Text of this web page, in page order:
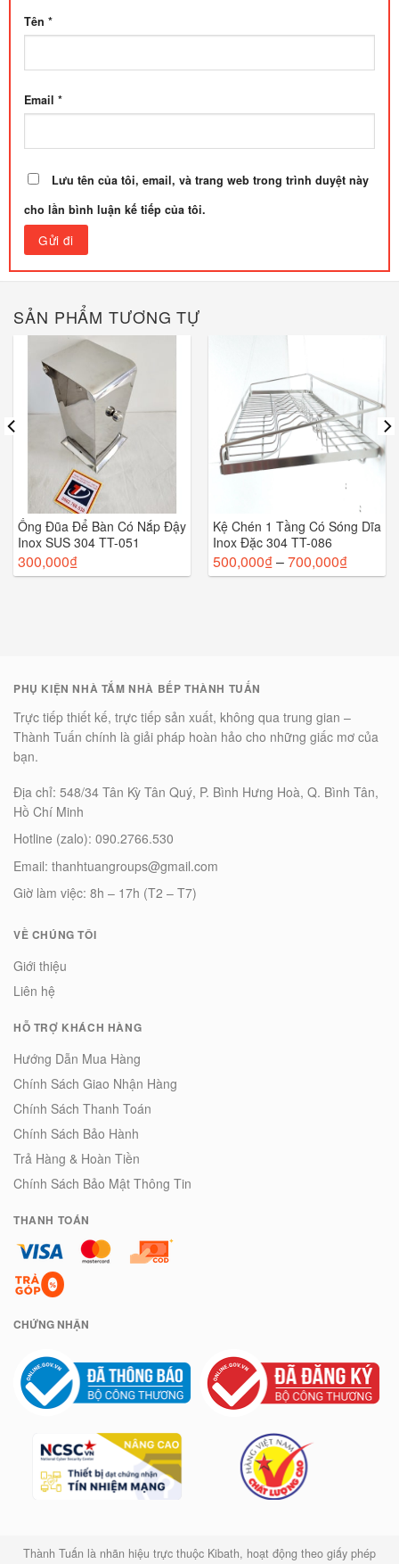
Tên *
Email *
Lưu tên của tôi, email, và trang web trong trình duyệt này
cho lần bình luận kế tiếp của tôi.
SẢN PHẨM TƯƠNG TỰ
Ống Đũa Để Bàn Có Nắp Đậy
Inox SUS 304 TT-051
300,000₫
Kệ Chén 1 Tầng Có Sóng Dĩa
Inox Đặc 304 TT-086
500,000₫–700,000₫
PHỤ KIỆN NHÀ TẮM NHÀ BẾP THÀNH TUẤN
Trực tiếp thiết kế, trực tiếp sản xuất, không qua trung gian –
Thành Tuấn chính là giải pháp hoàn hảo cho những giấc mơ của
bạn.
Địa chỉ: 548/34 Tân Kỳ Tân Quý, P. Bình Hưng Hoà, Q. Bình Tân,
Hồ Chí Minh
Hotline (zalo): 090.2766.530
Email: thanhtuangroups@gmail.com
Giờ làm việc: 8h – 17h (T2 – T7)
VỀ CHÚNG TÔI
Giới thiệu
Liên hệ
HỖ TRỢ KHÁCH HÀNG
Hướng Dẫn Mua Hàng
Chính Sách Giao Nhận Hàng
Chính Sách Thanh Toán
Chính Sách Bảo Hành
Trả Hàng & Hoàn Tiền
Chính Sách Bảo Mật Thông Tin
THANH TOÁN
CHỨNG NHẬN
Thành Tuấn là nhãn hiệu trực thuộc Kibath, hoạt động theo giấy phép